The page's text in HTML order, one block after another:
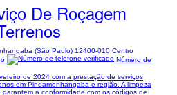
De Roçagem
(São Paulo) 12400-010 Centro
Número de
de 2024 com a prestação de serviços
em Pindamonhangaba e região. A limpeza
a conformidade com os códigos de